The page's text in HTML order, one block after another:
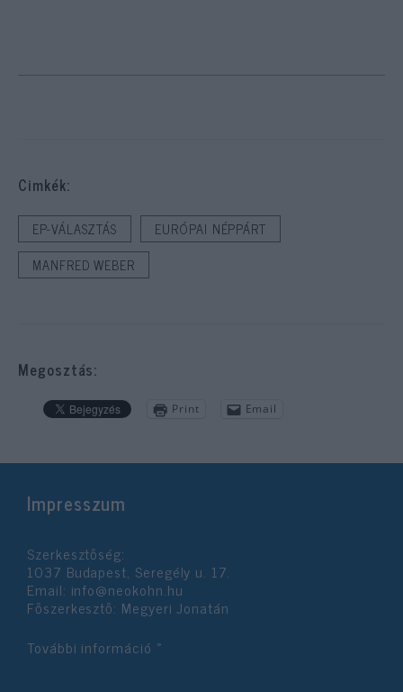
Cimkék:
EP-VÁLASZTÁS
EURÓPAI NÉPPÁRT
MANFRED WEBER
Megosztás:
Print Email
Impresszum
Szerkesztőség:
1037 Budapest, Seregély u. 17.
Email: info@neokohn.hu
Főszerkesztő: Megyeri Jonatán
További információ »